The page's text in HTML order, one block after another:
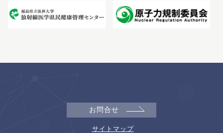
お問合せ
サイトマップ